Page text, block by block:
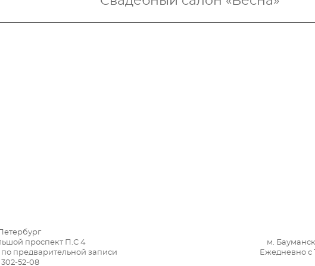
проспект П.С 4
по предварительной записи
52-08
м.
Ежедневно с